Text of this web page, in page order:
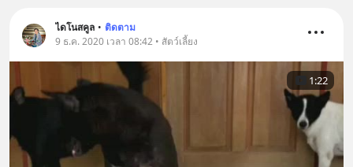
ไดโนสคูล • ติดตาม
9 ธ.ค. 2020 เวลา 08:42 • สัตว์เลี้ยง
1:22